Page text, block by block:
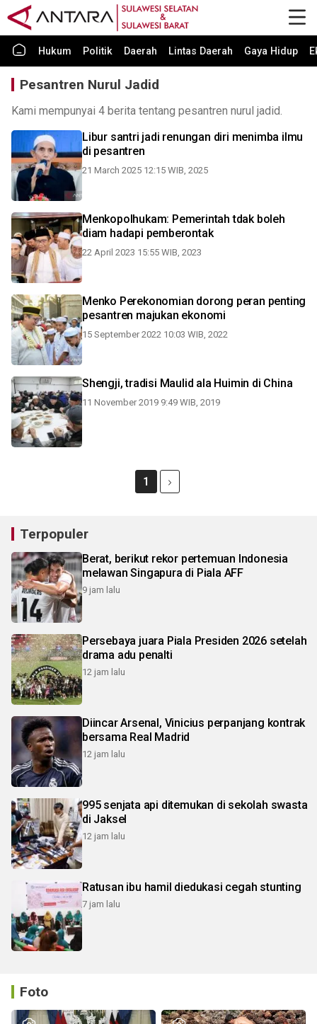
Hukum Politik Daerah Lintas Daerah Gaya Hidup
Pesantren Nurul Jadid
Kami mempunyai 4 berita tentang pesantren nurul jadid.
Libur santri jadi renungan diri menimba ilmu
di pesantren
21 March 2025 12:15 WIB, 2025
Menkopolhukam: Pemerintah tdak boleh
diam hadapi pemberontak
22 April 2023 15:55 WIB, 2023
Menko Perekonomian dorong peran penting
pesantren majukan ekonomi
15 September 2022 10:03 WIB, 2022
Shengji, tradisi Maulid ala Huimin di China
11 November 2019 9:49 WIB, 2019
1
Terpopuler
Berat, berikut rekor pertemuan Indonesia
melawan Singapura di Piala AFF
9 jam lalu
Persebaya juara Piala Presiden 2026 setelah
drama adu penalti
12 jam lalu
Diincar Arsenal, Vinicius perpanjang kontrak
bersama Real Madrid
12 jam lalu
995 senjata api ditemukan di sekolah swasta
di Jaksel
12 jam lalu
Ratusan ibu hamil diedukasi cegah stunting
7 jam lalu
Foto